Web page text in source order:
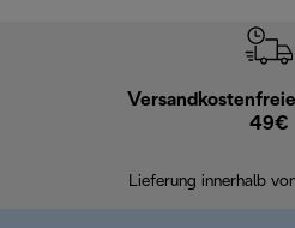
49€
Lieferung innerhalb